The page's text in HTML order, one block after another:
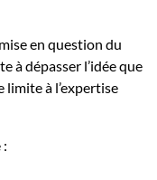
en question du
à dépasser l’idée que
à l’expertise